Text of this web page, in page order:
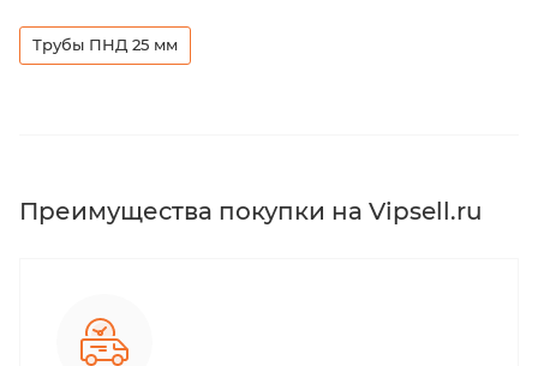
Трубы ПНД 25 мм
Преимущества покупки на Vipsell.ru